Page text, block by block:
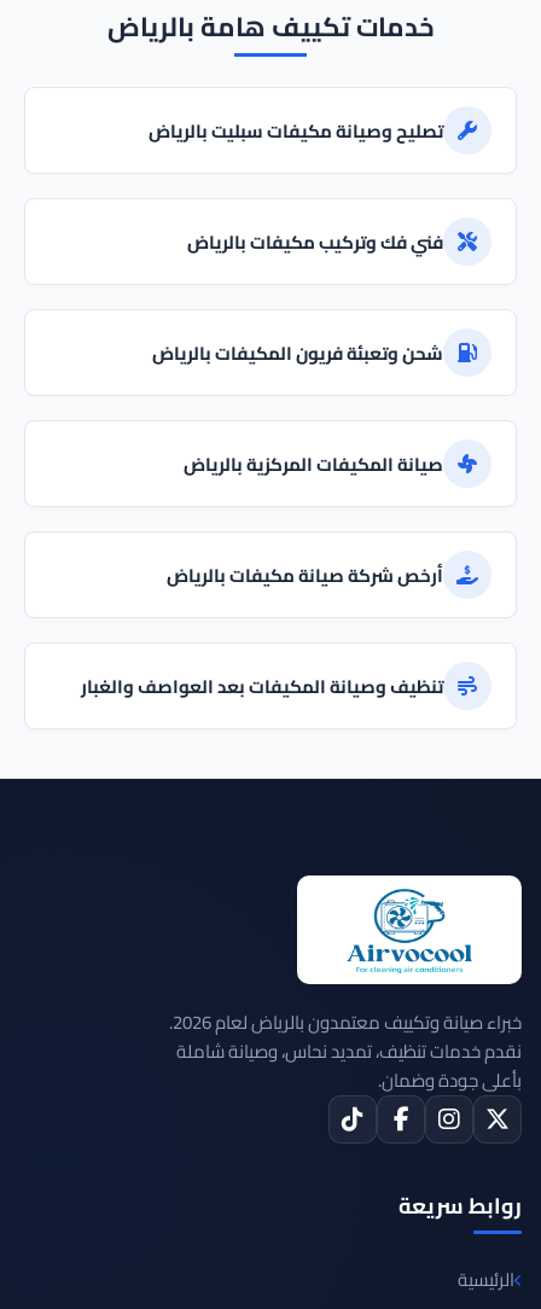
خدمات تكييف هامة بالرياض
تصليح وصيانة مكيفات سبليت بالرياض
فني فك وتركيب مكيفات بالرياض
شحن وتعبئة فريون المكيفات بالرياض
صيانة المكيفات المركزية بالرياض
أرخص شركة صيانة مكيفات بالرياض
تنظيف وصيانة المكيفات بعد العواصف والغبار
خبراء صيانة وتكييف معتمدون بالرياض لعام 2026.
نقدم خدمات تنظيف، تمديد نحاس، وصيانة شاملة
بأعلى جودة وضمان.
روابط سريعة
الرئيسية